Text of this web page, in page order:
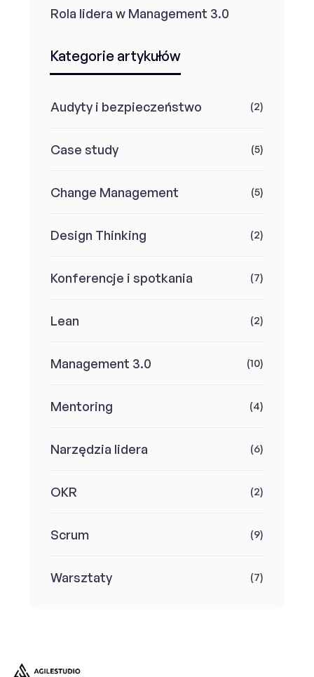
Rola lidera w Management 3.0
Kategorie artykułów
Audyty i bezpieczeństwo (2)
Case study (5)
Change Management (5)
Design Thinking (2)
Konferencje i spotkania (7)
Lean (2)
Management 3.0 (10)
Mentoring (4)
Narzędzia lidera (6)
OKR (2)
Scrum (9)
Warsztaty (7)